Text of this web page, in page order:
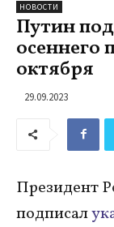
НОВОСТИ
Путин
осеннего
октября
29.09.2023
Президент
подписал